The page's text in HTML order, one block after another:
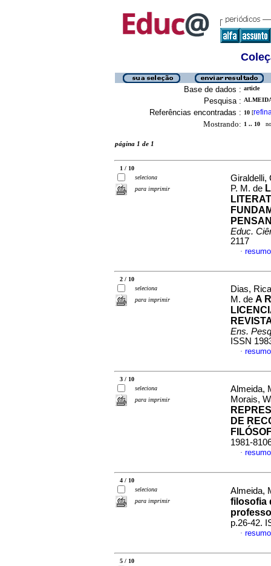
Base de dados : article
Pesquisa :
Referências encontradas : 10 [
Mostrando: 1 .. 10
página 1 de 1
1 / 10
seleciona
para imprimir
Giraldelli,
P. M. de
Educ.
2117
·
2 / 10
seleciona
para imprimir
Dias,
M. de A
Ens.
ISSN
·
3 / 10
seleciona
para imprimir
Almeida,
Morais,
DE
1981-
·
4 / 10
seleciona
para imprimir
Almeida,
filosofia
p.26-42.
·
5 / 10